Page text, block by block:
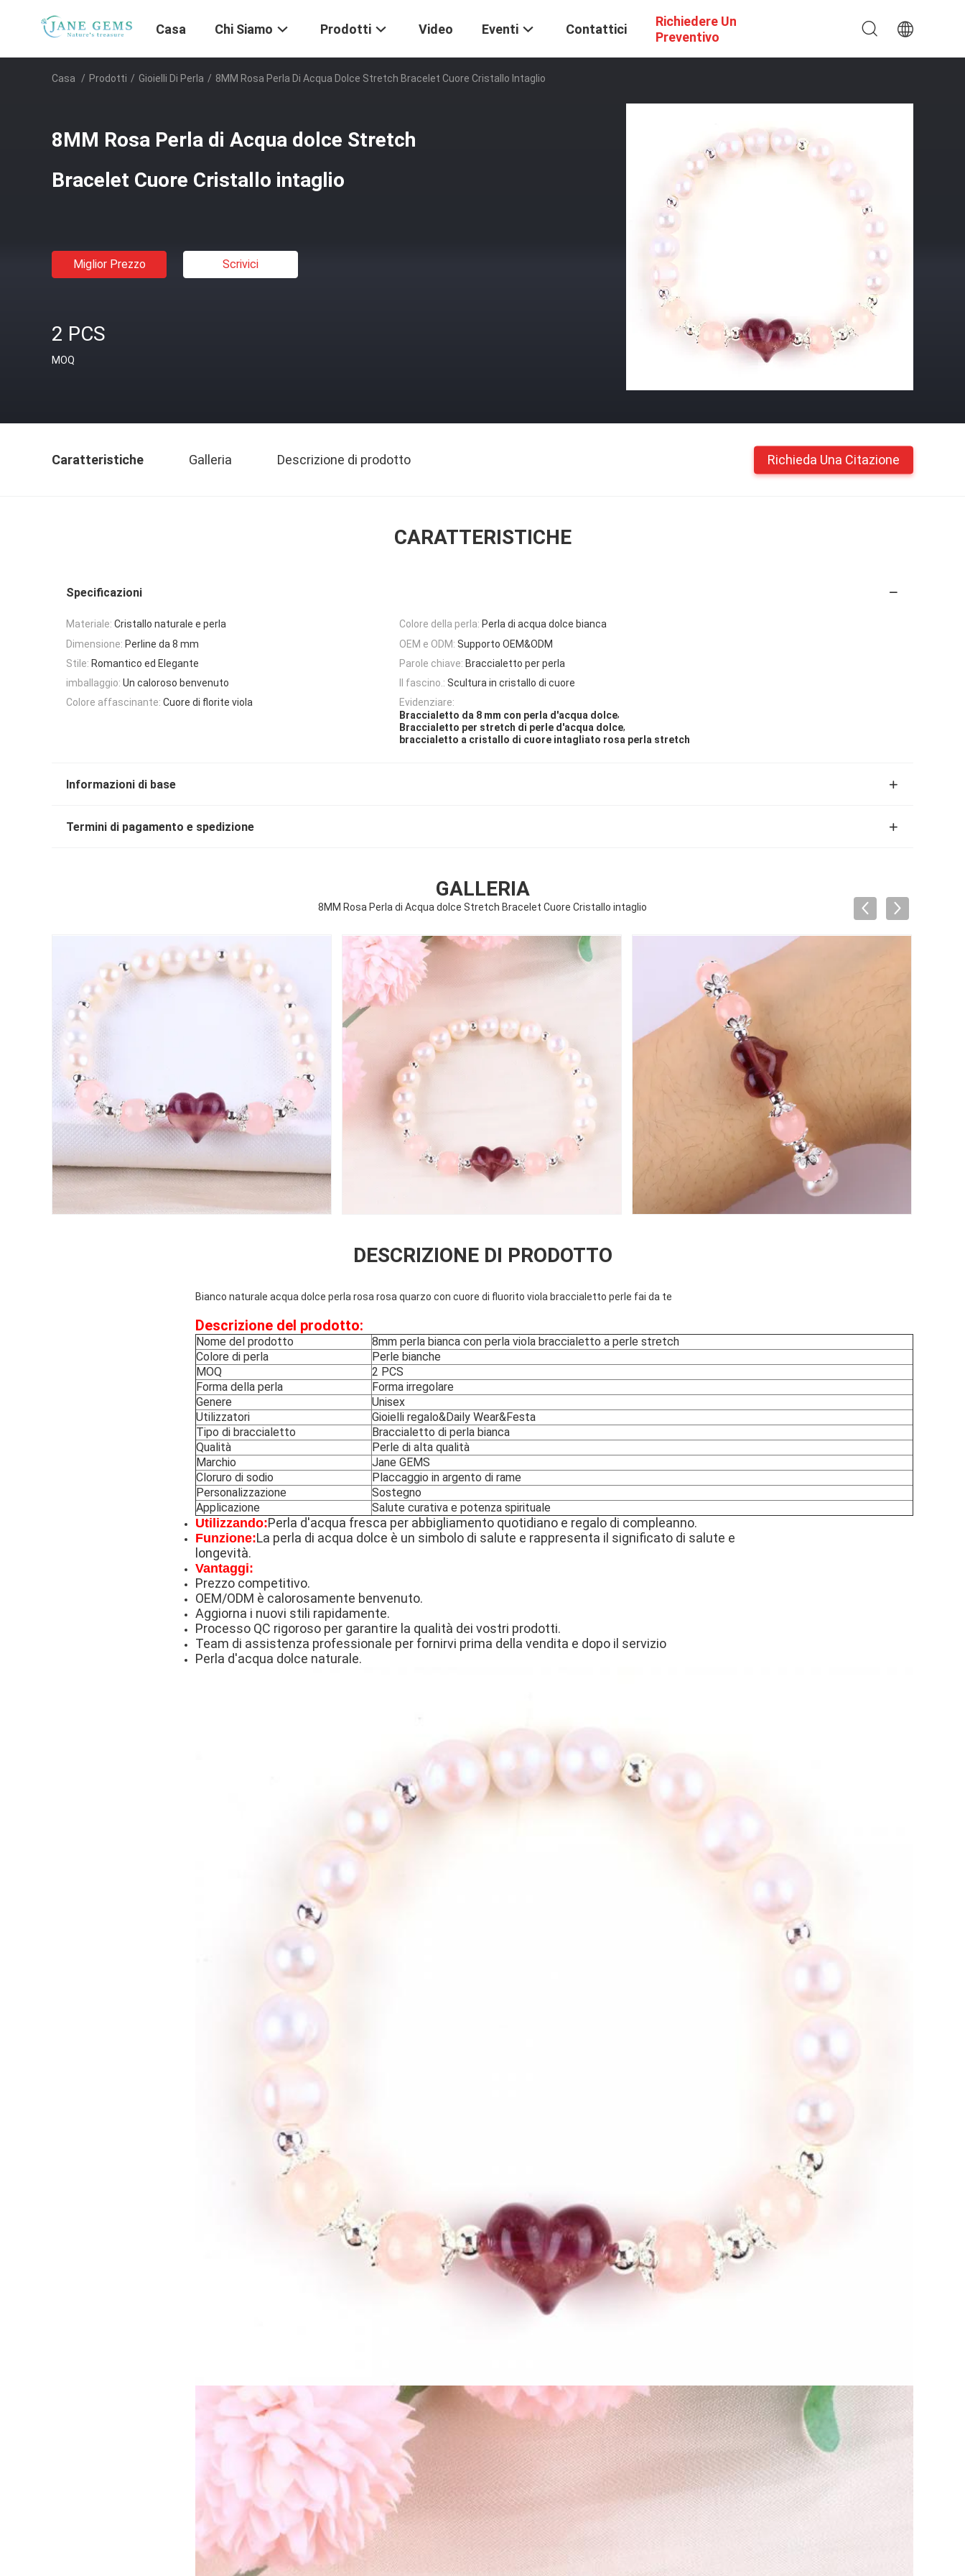
Casa Chi Siamo Prodotti Video Eventi Contattici
Richiedere Un
Preventivo
Casa / Prodotti / Gioielli Di Perla / 8MM Rosa Perla Di Acqua Dolce Stretch Bracelet Cuore Cristallo Intaglio
8MM Rosa Perla di Acqua dolce Stretch
Bracelet Cuore Cristallo intaglio
Miglior Prezzo Scrivici
2 PCS
MOQ
Caratteristiche Galleria Descrizione di prodotto Richieda Una Citazione
CARATTERISTICHE
Specificazioni
Materiale: Cristallo naturale e perla Colore della perla: Perla di acqua dolce bianca
Dimensione: Perline da 8 mm OEM e ODM: Supporto OEM&ODM
Stile: Romantico ed Elegante Parole chiave: Braccialetto per perla
imballaggio: Un caloroso benvenuto Il fascino.: Scultura in cristallo di cuore
Colore affascinante: Cuore di florite viola
Evidenziare:
Braccialetto da 8 mm con perla d'acqua dolce,
Braccialetto per stretch di perle d'acqua dolce,
braccialetto a cristallo di cuore intagliato rosa perla stretch
Informazioni di base
Termini di pagamento e spedizione
GALLERIA
8MM Rosa Perla di Acqua dolce Stretch Bracelet Cuore Cristallo intaglio
DESCRIZIONE DI PRODOTTO
Bianco naturale acqua dolce perla rosa rosa quarzo con cuore di fluorito viola braccialetto perle fai da te
Descrizione del prodotto:
Nome del prodotto
8mm perla bianca con perla viola braccialetto a perle stretch
Colore di perla
Perle bianche
MOQ
2 PCS
Forma della perla
Forma irregolare
Genere
Unisex
Utilizzatori
Gioielli regalo&Daily Wear&Festa
Tipo di braccialetto
Braccialetto di perla bianca
Qualità
Perle di alta qualità
Marchio
Jane GEMS
Cloruro di sodio
Placcaggio in argento di rame
Personalizzazione
Sostegno
Applicazione
Salute curativa e potenza spirituale
Utilizzando:Perla d'acqua fresca per abbigliamento quotidiano e regalo di compleanno.
Funzione:La perla di acqua dolce è un simbolo di salute e rappresenta il significato di salute e
longevità.
Vantaggi:
Prezzo competitivo.
OEM/ODM è calorosamente benvenuto.
Aggiorna i nuovi stili rapidamente.
Processo QC rigoroso per garantire la qualità dei vostri prodotti.
Team di assistenza professionale per fornirvi prima della vendita e dopo il servizio
Perla d'acqua dolce naturale.